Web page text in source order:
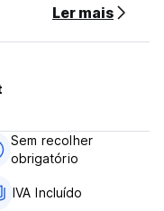
a pé da nossa
20:30 devem
Os detalhes de
do quarto e o
e sair a qualquer
e trancamos a porta
favor, mantenha-se
from original
Ler mais
Sem recolher
obrigatório
IVA Incluído